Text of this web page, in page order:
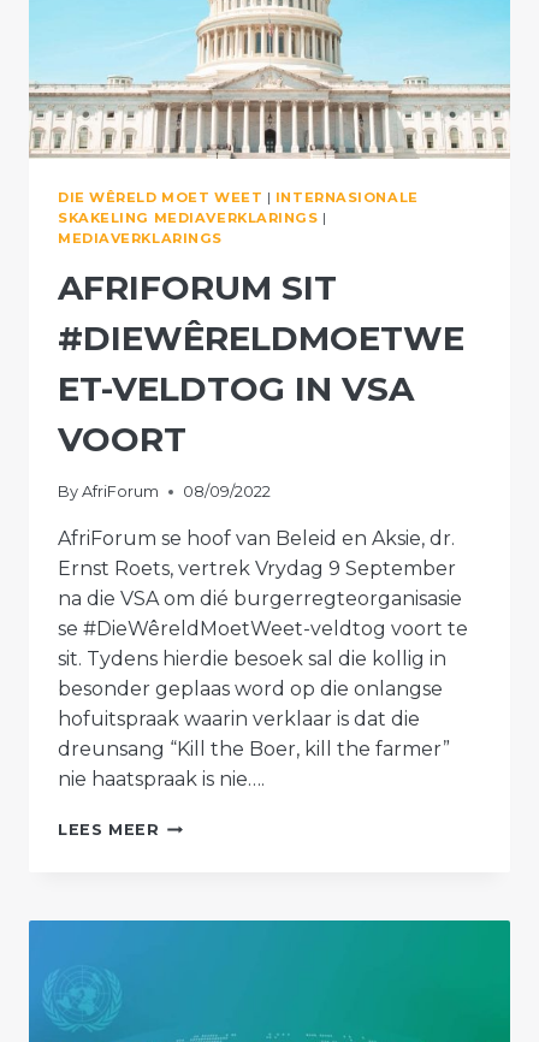
AFRIKAANSE
MINDERHEIDSGROEPE
VN
DIE WÊRELD MOET WEET | INTERNASIONALE
SKAKELING MEDIAVERKLARINGS |
MEDIAVERKLARINGS
AFRIFORUM SIT
#DIEWÊRELDMOETWE
ET-VELDTOG IN VSA
VOORT
By AfriForum 08/09/2022
AfriForum se hoof van Beleid en Aksie, dr.
Ernst Roets, vertrek Vrydag 9 September
na die VSA om dié burgerregteorganisasie
se #DieWêreldMoetWeet-veldtog voort te
sit. Tydens hierdie besoek sal die kollig in
besonder geplaas word op die onlangse
hofuitspraak waarin verklaar is dat die
dreunsang “Kill the Boer, kill the farmer”
nie haatspraak is nie….
LEES MEER AFRIFORUM
IN